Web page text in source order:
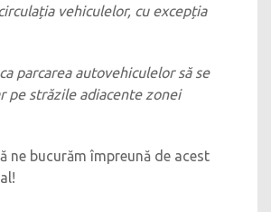
vehiculelor, cu excepția
parcarea autovehiculelor să se
pe străzile adiacente zonei
ne bucurăm împreună de acest